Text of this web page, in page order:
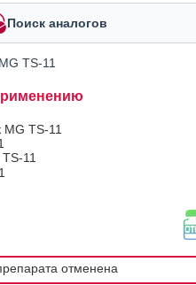
Поиск аналогов
TS-11
TS-11
11
отменена